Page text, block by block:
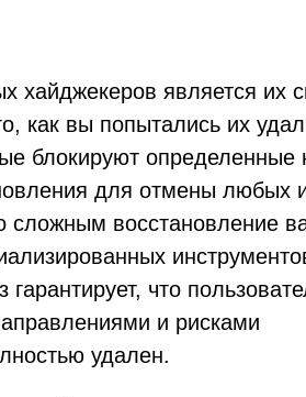
хайджекеров является их
как вы попытались их
блокируют определенные
для отмены любых
сложным восстановление
что
и рисками
удален.